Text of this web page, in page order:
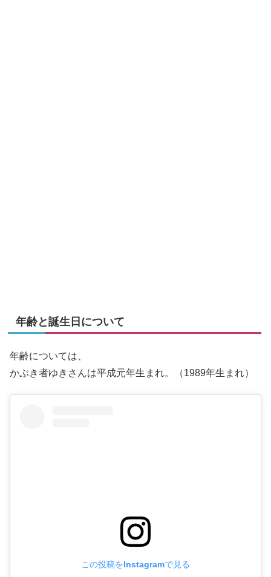
年齢と誕生日について
年齢については、
かぶき者ゆきさんは平成元年生まれ。（1989年生まれ）
この投稿をInstagramで見る